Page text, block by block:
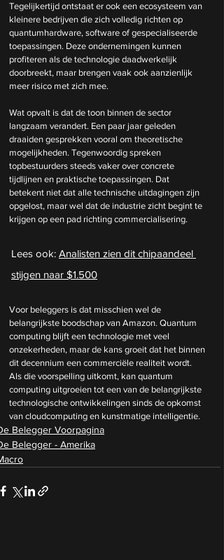
Tegelijkertijd ontstaat er ook een ecosysteem van
kleinere bedrijven die zich volledig richten op
quantumhardware, software of gespecialiseerde
toepassingen. Deze ondernemingen kunnen
profiteren als de technologie daadwerkelijk
doorbreekt, maar brengen vaak ook aanzienlijk
meer risico met zich mee.
Wat opvalt is dat de toon binnen de sector
langzaam verandert. Een paar jaar geleden
draaiden gesprekken vooral om theoretische
mogelijkheden. Tegenwoordig spreken
topbestuurders steeds vaker over concrete
tijdlijnen en praktische toepassingen. Dat
betekent niet dat alle technische uitdagingen zijn
opgelost, maar wel dat de industrie zicht begint te
krijgen op een pad richting commercialisering.
Lees ook: Analisten zien dit chipaandeel
stijgen naar $1.500
Voor beleggers is dat misschien wel de
belangrijkste boodschap van Amazon. Quantum
computing blijft een technologie met veel
onzekerheden, maar de kans groeit dat het binnen
dit decennium een commerciële realiteit wordt.
Als die voorspelling uitkomt, kan quantum
computing uitgroeien tot een van de belangrijkste
technologische ontwikkelingen sinds de opkomst
van cloudcomputing en kunstmatige intelligentie.
Belegger Voorpagina
Belegger - Amerika